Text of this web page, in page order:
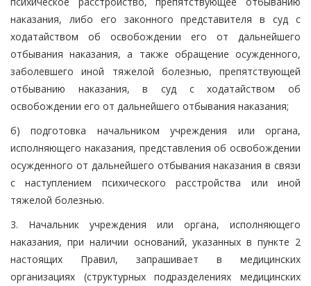
наказания, либо его законного представителя в суд с
ходатайством об освобождении его от дальнейшего
отбывания наказания, а также обращение осужденного,
заболевшего иной тяжелой болезнью, препятствующей
отбыванию наказания, в суд с ходатайством об
освобождении его от дальнейшего отбывания наказания;
б) подготовка начальником учреждения или органа,
исполняющего наказания, представления об освобождении
осужденного от дальнейшего отбывания наказания в связи
с наступлением психического расстройства или иной
тяжелой болезнью.
3. Начальник учреждения или органа, исполняющего
наказания, при наличии оснований, указанных в пункте 2
настоящих Правил, запрашивает в медицинских
организациях (структурных подразделениях медицинских